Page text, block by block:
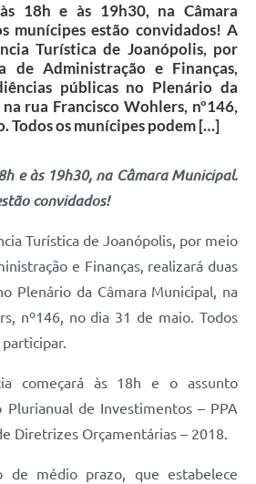
18h e às 19h30, na Câmara
munícipes estão convidados! A
Turística de Joanópolis, por
de Administração e Finanças,
públicas no Plenário da
rua Francisco Wohlers, nº146,
Todos os munícipes podem […]
e às 19h30, na Câmara Municipal.
convidados!
Turística de Joanópolis, por meio
e Finanças, realizará duas
Plenário da Câmara Municipal, na
nº146, no dia 31 de maio. Todos
começará às 18h e o assunto
Plurianual de Investimentos – PPA
Diretrizes Orçamentárias – 2018.
de médio prazo, que estabelece